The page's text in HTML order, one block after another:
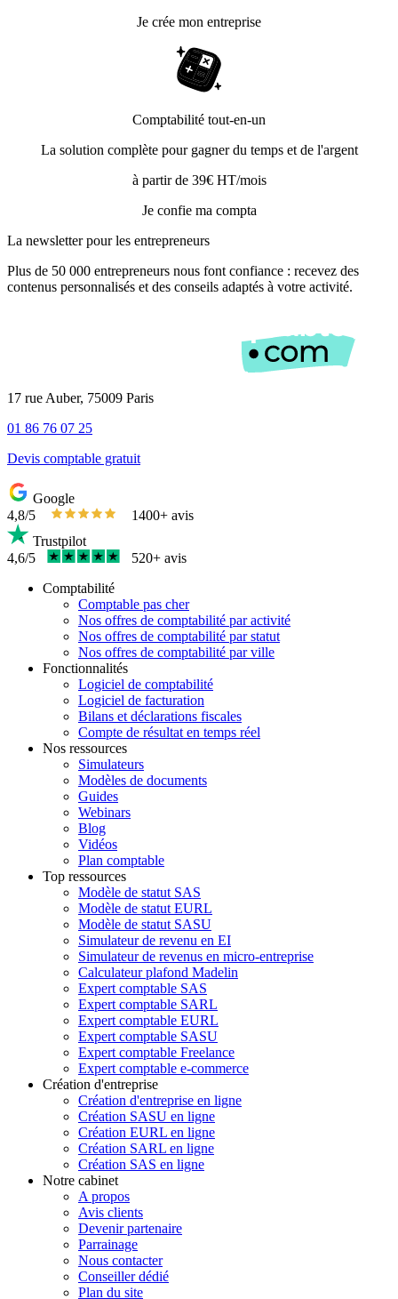
Je crée mon entreprise
Comptabilité tout-en-un
La solution complète pour gagner du temps et de l'argent
à partir de 39€ HT/mois
Je confie ma compta
La newsletter pour les entrepreneurs
Plus de 50 000 entrepreneurs nous font confiance : recevez des
contenus personnalisés et des conseils adaptés à votre activité.
17 rue Auber, 75009 Paris
01 86 76 07 25
Devis comptable gratuit
Google
1400+ avis
Trustpilot
4,6/5
Comptabilité
Comptable pas cher
Nos offres de comptabilité par activité
Nos offres de comptabilité par statut
Nos offres de comptabilité par ville
Fonctionnalités
Logiciel de comptabilité
Logiciel de facturation
Bilans et déclarations fiscales
Compte de résultat en temps réel
Nos ressources
Simulateurs
Modèles de documents
Guides
Webinars
Blog
Vidéos
Plan comptable
Top ressources
Modèle de statut SAS
Modèle de statut EURL
Modèle de statut SASU
Simulateur de revenu en EI
Simulateur de revenus en micro-entreprise
Calculateur plafond Madelin
Expert comptable SAS
Expert comptable SARL
Expert comptable EURL
Expert comptable SASU
Expert comptable Freelance
Expert comptable e-commerce
Création d'entreprise
Création d'entreprise en ligne
Création SASU en ligne
Création EURL en ligne
Création SARL en ligne
Création SAS en ligne
Notre cabinet